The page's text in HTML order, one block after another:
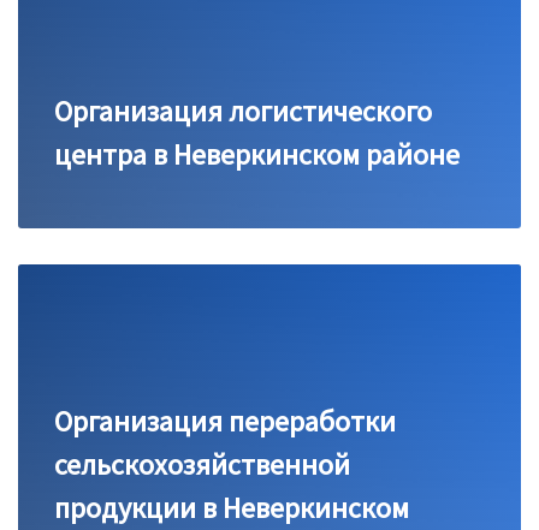
Организация логистического
центра в Неверкинском районе
Организация переработки
сельскохозяйственной
продукции в Неверкинском